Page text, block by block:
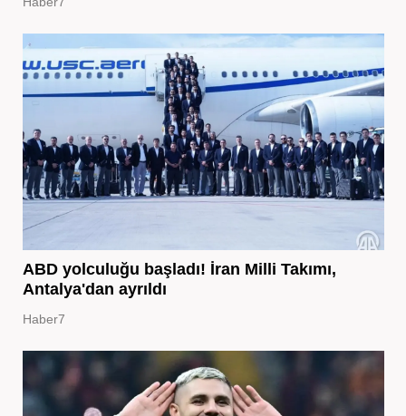
ABD yolculuğu başladı! İran Milli Takımı,
Antalya'dan ayrıldı
Haber7